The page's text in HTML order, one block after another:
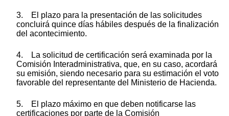
3. El plazo para la presentación de las solicitudes
concluirá quince días hábiles después de la finalización
del acontecimiento.
4. La solicitud de certificación será examinada por la
Comisión Interadministrativa, que, en su caso, acordará
su emisión, siendo necesario para su estimación el voto
favorable del representante del Ministerio de Hacienda.
5. El plazo máximo en que deben notificarse las
certificaciones por parte de la Comisión